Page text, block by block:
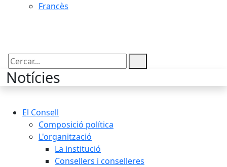
Francès
Cercar:
Notícies
El Consell
Composició política
L'organització
La institució
Consellers i conselleres